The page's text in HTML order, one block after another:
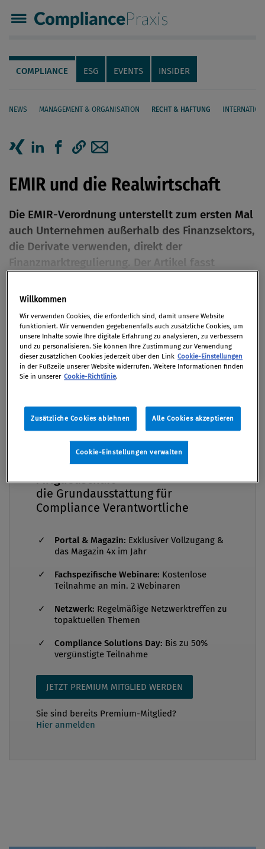
Compliance Praxis
Servicenavigation
Navigation
COMPLIANCE ESG EVENTS INSIDER
NEWS MANAGEMENT & ORGANISATION RECHT & HAFTUNG
Seiteninhalt
EMIR und die Realwirtschaft
Die EMIR-Verordnung unterstellt zum ersten Mal
auch Unternehmen außerhalb des Finanzsektors,
die Derivate verwenden, direkt der
Finanzmarktregulierung. Der Artikel fasst
müssen, um die Anforderungen der Verordnung
zu erfüllen. Die Verpflichtungen beginnen mit
der Prüfung, ob überhaupt Derivate zum Einsatz
kommen und reichen bis hin zu teilweise
aufwändigen Maßnahmen, um den
Meldepflichten gerecht zu werden.
02. Dezember 2013 / Erschienen in Compliance
Praxis 4/2013, S. 36
Mit der EMIR-Verordnung,1 die am 16. August 2012 in
Kraft getreten ist, sind erstmals auch Unternehmen
Finanzmarktregulierung direkt betroffen. Im
Folgenden werden die wesentlichen Verpflichtungen
für Unternehmen der Realwirtschaft dargestellt. Als
Unternehmen der Realwirtschaft qualifizieren unter
der EMIR-VO sogenannte nichtfinanzielle
Gegenparteien (Non-Financial Counterparties –
Europäischen Union niedergelassen s...
Premium
Compliance Praxis Premium
Mitgliedschaft -
die Grundausstattung für
Compliance Verantwortliche
Portal & Magazin: Exklusiver Vollzugang &
das Magazin 4x im Jahr
Fachspezifische Webinare: Kostenlose
Teilnahme an min. 2 Webinaren
Netzwerk: Regelmäßige Netzwerktreffen zu
topaktuellen Themen
Compliance Solutions Day: Bis zu 50%
vergünstigte Teilnahme
JETZT PREMIUM MITGLIED WERDEN
Sie sind bereits Premium-Mitglied?
Hier anmelden
Willkommen
Wir verwenden Cookies, die erforderlich sind, damit unsere Website
funktioniert. Wir verwenden gegebenenfalls auch zusätzliche Cookies, um
unsere Inhalte sowie Ihre digitale Erfahrung zu analysieren, zu verbessern
und zu personalisieren. Sie können Ihre Zustimmung zur Verwendung
dieser zusätzlichen Cookies jederzeit über den Link Cookie-Einstellungen
in der Fußzeile unserer Website widerrufen. Weitere Informationen finden
Sie in unserer Cookie-Richtlinie.
Zusätzliche Cookies ablehnen Alle Cookies akzeptieren
Cookie-Einstellungen verwalten